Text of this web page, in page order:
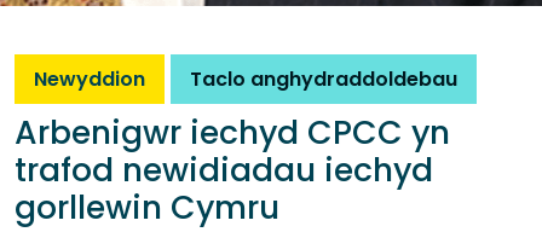
Newyddion Taclo anghydraddoldebau
Arbenigwr iechyd CPCC yn
trafod newidiadau iechyd
gorllewin Cymru